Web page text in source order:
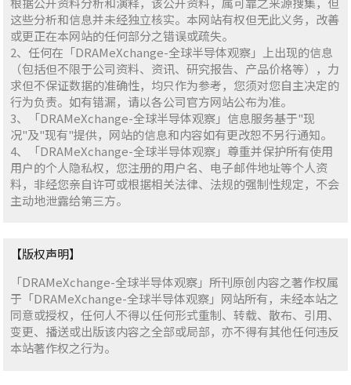
这些分析和信息并未经独立核实。本网站有权但无此义务，改善
或更正在本网站的任何部分之错误或疏失。
2、任何在「DRAMeXchange-全球半导体观察」上出现的信息
（包括但不限于公司资料、资讯、研究报告、产品价格等），力
求但不保证数据的准确性，均只作为参考，您须对您自主决定的
行为负责。如有错漏，请以各公司官方网站公布为准。
3、「DRAMeXchange-全球半导体观察」信息服务基于"现
况"及"现有"提供，网站的信息和内容如有更改恕不另行通知。
4、「DRAMeXchange-全球半导体观察」尊重并保护所有使用
用户的个人隐私权，您注册的用户名、电子邮件地址等个人资
料，非经您亲自许可或根据相关法律、法规的强制性规定，不会
主动地泄露给第三方。
【版权声明】
「DRAMeXchange-全球半导体观察」所刊原创内容之著作权属
于「DRAMeXchange-全球半导体观察」网站所有，未经本站之
同意或授权，任何人不得以任何形式重制、转载、散布、引用、
变更、播送或出版该内容之全部或局部，亦不得有其他任何违反
本站著作权之行为。